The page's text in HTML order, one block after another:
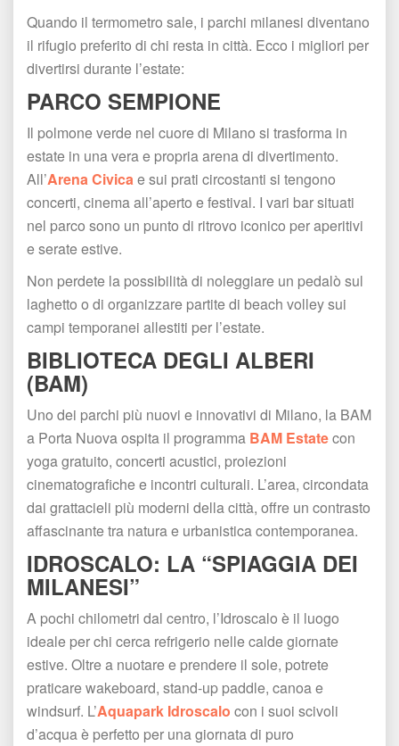
Quando il termometro sale, i parchi milanesi diventano
il rifugio preferito di chi resta in città. Ecco i migliori per
divertirsi durante l’estate:
PARCO SEMPIONE
Il polmone verde nel cuore di Milano si trasforma in
estate in una vera e propria arena di divertimento.
All’Arena Civica e sui prati circostanti si tengono
concerti, cinema all’aperto e festival. I vari bar situati
nel parco sono un punto di ritrovo iconico per aperitivi
e serate estive.
Non perdete la possibilità di noleggiare un pedalò sul
laghetto o di organizzare partite di beach volley sui
campi temporanei allestiti per l’estate.
BIBLIOTECA DEGLI ALBERI
(BAM)
Uno dei parchi più nuovi e innovativi di Milano, la BAM
a Porta Nuova ospita il programma BAM Estate con
yoga gratuito, concerti acustici, proiezioni
cinematografiche e incontri culturali. L’area, circondata
dai grattacieli più moderni della città, offre un contrasto
affascinante tra natura e urbanistica contemporanea.
IDROSCALO: LA “SPIAGGIA DEI
MILANESI”
A pochi chilometri dal centro, l’Idroscalo è il luogo
ideale per chi cerca refrigerio nelle calde giornate
estive. Oltre a nuotare e prendere il sole, potrete
praticare wakeboard, stand-up paddle, canoa e
windsurf. L’Aquapark Idroscalo con i suoi scivoli
d’acqua è perfetto per una giornata di puro